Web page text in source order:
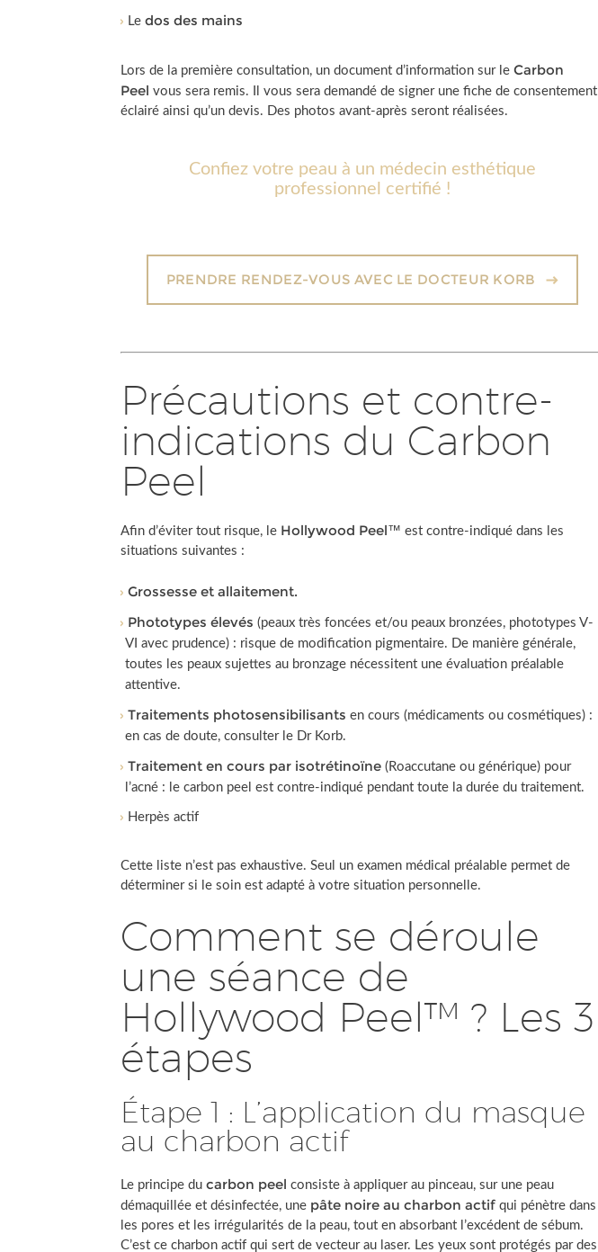
Ledos des mains
Lors de la première consultation, un document d’information sur leCarbon
Peel vous sera remis. Il vous sera demandé de signer une fiche de consentement
éclairé ainsi qu’un devis. Des photos avant-après seront réalisées.
Confiez votre peau à un médecin esthétique
professionnel certifié !
PRENDRE RENDEZ-VOUS AVEC LE DOCTEUR KORB
Précautions et contre-
indications du Carbon
Peel
Afin d’éviter tout risque, le Hollywood Peel™ est contre-indiqué dans les
situations suivantes :
Grossesse et allaitement.
Phototypes élevés (peaux très foncées et/ou peaux bronzées, phototypes V-
VI avec prudence) : risque de modification pigmentaire. De manière générale,
toutes les peaux sujettes au bronzage nécessitent une évaluation préalable
attentive.
Traitements photosensibilisants en cours (médicaments ou cosmétiques) :
en cas de doute, consulter le Dr Korb.
Traitement en cours par isotrétinoïne (Roaccutane ou générique) pour
l’acné : le carbon peel est contre-indiqué pendant toute la durée du traitement.
Herpès actif
Cette liste n’est pas exhaustive. Seul un examen médical préalable permet de
déterminer si le soin est adapté à votre situation personnelle.
Comment se déroule
une séance de
Hollywood Peel™ ? Les 3
étapes
Étape 1 : L’application du masque
au charbon actif
Le principe ducarbon peel consiste à appliquer au pinceau, sur une peau
démaquillée et désinfectée, une pâte noire au charbon actif qui pénètre dans
les pores et les irrégularités de la peau, tout en absorbant l’excédent de sébum.
C’est ce charbon actif qui sert de vecteur au laser. Les yeux sont protégés par des